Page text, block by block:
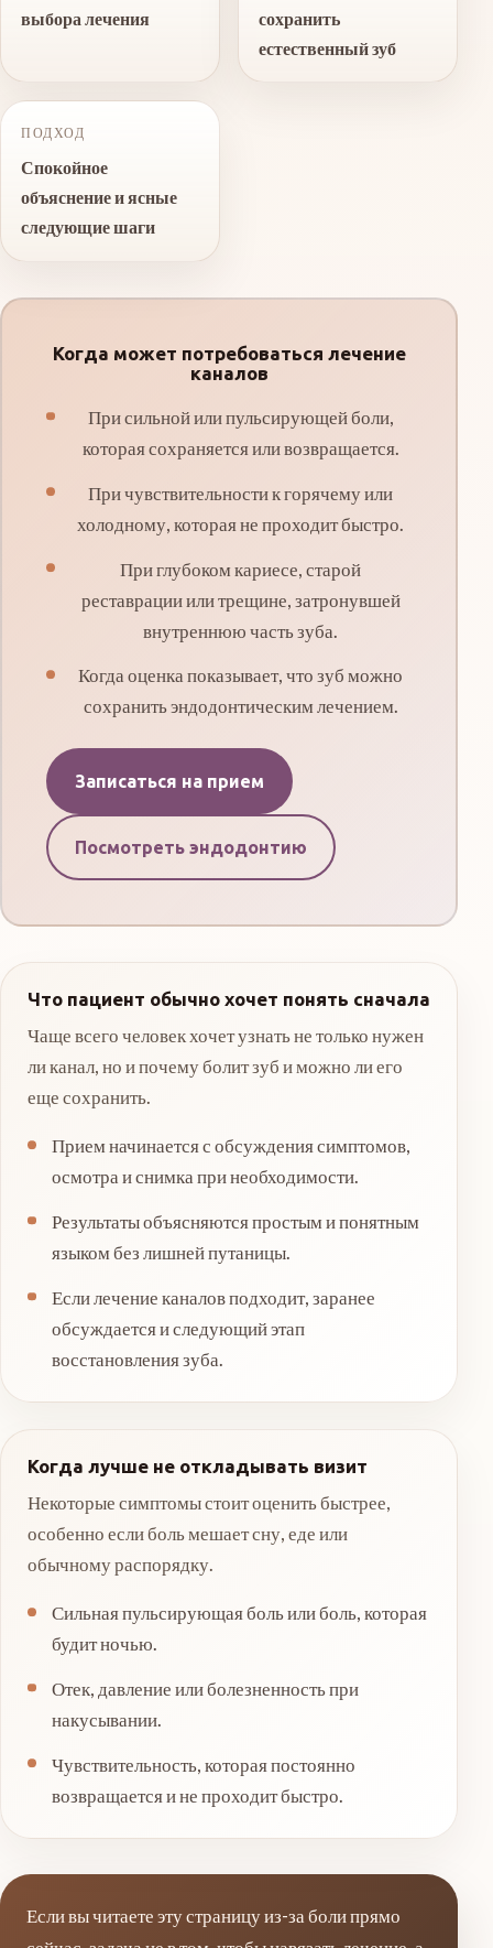
выбора лечения
сохранить
естественный зуб
ПОДХОД
Спокойное
объяснение и ясные
следующие шаги
Когда может потребоваться лечение
каналов
При сильной или пульсирующей боли,
которая сохраняется или возвращается.
При чувствительности к горячему или
холодному, которая не проходит быстро.
При глубоком кариесе, старой
реставрации или трещине, затронувшей
внутреннюю часть зуба.
Когда оценка показывает, что зуб можно
сохранить эндодонтическим лечением.
Записаться на прием
Посмотреть эндодонтию
Что пациент обычно хочет понять сначала
Чаще всего человек хочет узнать не только нужен
ли канал, но и почему болит зуб и можно ли его
еще сохранить.
Прием начинается с обсуждения симптомов,
осмотра и снимка при необходимости.
Результаты объясняются простым и понятным
языком без лишней путаницы.
Если лечение каналов подходит, заранее
обсуждается и следующий этап
восстановления зуба.
Когда лучше не откладывать визит
Некоторые симптомы стоит оценить быстрее,
особенно если боль мешает сну, еде или
обычному распорядку.
Сильная пульсирующая боль или боль, которая
будит ночью.
Отек, давление или болезненность при
накусывании.
Чувствительность, которая постоянно
возвращается и не проходит быстро.
Если вы читаете эту страницу из-за боли прямо